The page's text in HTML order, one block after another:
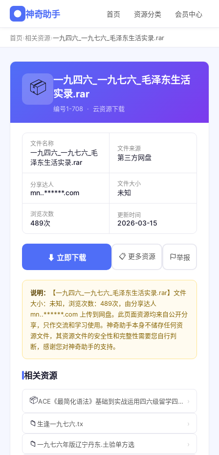
神奇助手 首页 资源分类 会员中心
首页›相关资源›一九四六_一九七六_毛泽东生活实录.rar
📦
一九四六_一九七六_毛泽东生活
实录.rar
编号1-708 · 云资源下载
文件名称
一九四六_一九七六_毛
泽东生活实录.rar
文件来源
第三方网盘
分享达人
mn..******.com
文件大小
未知
浏览次数
489次
更新时间
2026-03-15
⬇ 立即下载 📋 更多资源 举报
说明：
【一九四六_一九七六_毛泽东生活实录.rar】文件
大小：未知，浏览次数：489次，由分享达人
mn..******.com 上传到网盘。此页面资源均来自公开分
享，只作交流和学习使用。神奇助手本身不储存任何资
源文件，其资源文件的安全性和完整性需要您自行判
断，感谢您对神奇助手的支持。
相关资源
📦 ACE《最简化语法》基础到实战运用四六级留学四合一语法合集 ›
📁 生逢一九七六.tx ›
📁 一九七六年版辽宁丹东.土验单方选 ›